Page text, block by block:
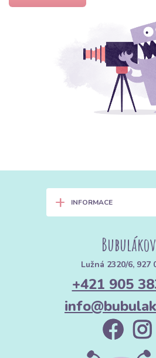
+ INFORMACE
Lužná 2320/6, 927
+421 905